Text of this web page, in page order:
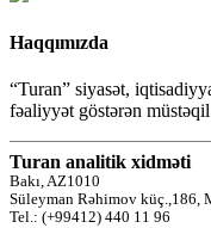
Haqqımızda
“Turan” siyasət,
fəaliyyət göstərən
Turan analitik xidməti
Bakı, AZ1010
Süleyman Rəhimov küç.,186,
Tel.: (+99412) 440 11 96